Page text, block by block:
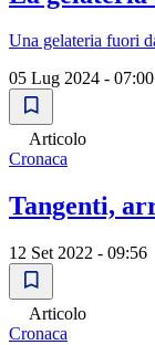
Una gelateria fuori
05 Lug 2024 - 07:00
Articolo
Cronaca
Tangenti,
12 Set 2022 - 09:56
Articolo
Cronaca